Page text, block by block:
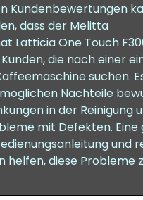
Kundenbewertungen
dass der Melitta
Latticia One Touch
die nach einer
suchen.
Nachteile
in der Reinigung
mit Defekten. Eine
und
helfen, diese Probleme